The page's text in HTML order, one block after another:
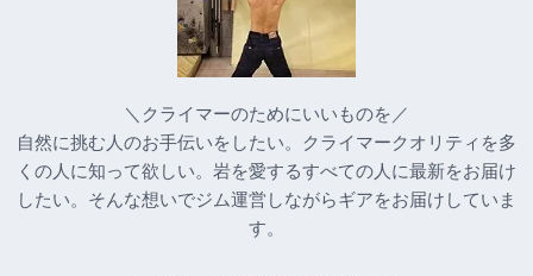
＼クライマーのためにいいものを／
自然に挑む人のお手伝いをしたい。クライマークオリティを多
くの人に知って欲しい。岩を愛するすべての人に最新をお届け
したい。そんな想いでジム運営しながらギアをお届けしていま
す。